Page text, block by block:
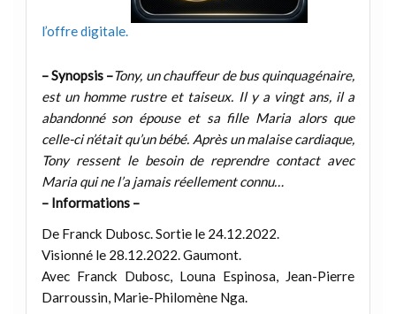
l’offre digitale.
– Synopsis –Tony, un chauffeur de bus quinquagénaire,
est un homme rustre et taiseux. Il y a vingt ans, il a
abandonné son épouse et sa fille Maria alors que
celle-ci n’était qu’un bébé. Après un malaise cardiaque,
Tony ressent le besoin de reprendre contact avec
Maria qui ne l’a jamais réellement connu…
– Informations –
De Franck Dubosc. Sortie le 24.12.2022.
Visionné le 28.12.2022. Gaumont.
Avec Franck Dubosc, Louna Espinosa, Jean-Pierre
Darroussin, Marie-Philomène Nga.